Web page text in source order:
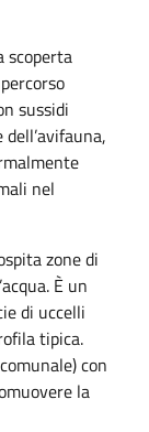
scoperta
sussidi
nel
zone di
È un
di uccelli
tipica.
con
la